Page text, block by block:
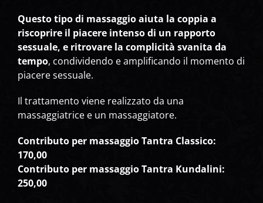
Questo tipo di massaggio aiuta la coppia a
riscoprire il piacere intenso di un rapporto
sessuale, e ritrovare la complicità svanita da
tempo, condividendo e amplificando il momento di
piacere sessuale.
Il trattamento viene realizzato da una
massaggiatrice e un massaggiatore.
Contributo per massaggio Tantra Classico:
170,00
Contributo per massaggio Tantra Kundalini:
250,00